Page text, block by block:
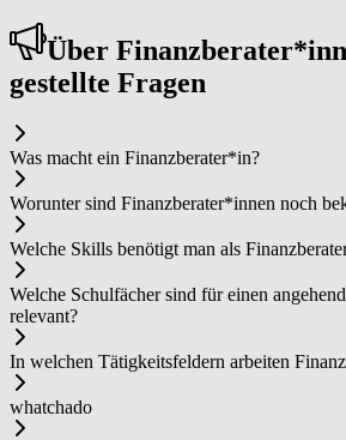
Über
gestellte Fragen
Was macht ein Fi­nanz­be­ra­ter*in?
Worunter sind Fi­nanz­be­ra­ter*in­nen noch
Welche Skills benötigt man als
Welche Schulfächer sind für einen
relevant?
In welchen Tätigkeitsfeldern arbeiten
whatchado